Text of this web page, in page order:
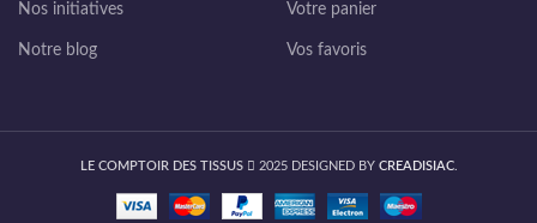
Nos initiatives
Notre blog
Votre panier
Vos favoris
LE COMPTOIR DES TISSUS 2025 DESIGNED BY CREADISIAC.